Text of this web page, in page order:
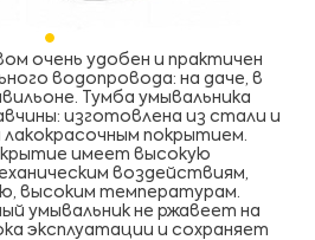
очень удобен и практичен
водопровода: на даче, в
Тумба умывальника
изготовлена из стали и
покрытием.
имеет высокую
воздействиям,
высоким температурам.
умывальник не ржавеет на
эксплуатации и сохраняет